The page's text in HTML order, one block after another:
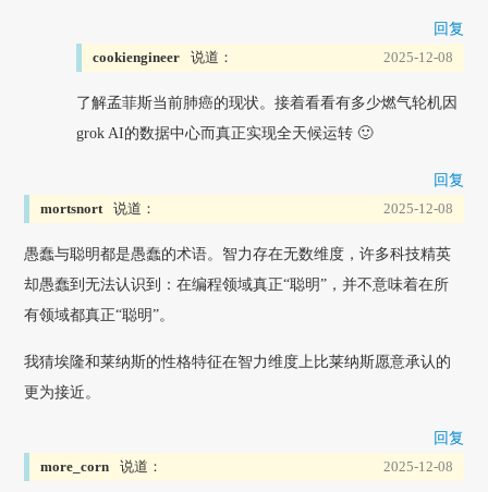
回复
cookiengineer 说道： 2025-12-08
了解孟菲斯当前肺癌的现状。接着看看有多少燃气轮机因
grok AI的数据中心而真正实现全天候运转 🙂
回复
mortsnort 说道： 2025-12-08
愚蠢与聪明都是愚蠢的术语。智力存在无数维度，许多科技精英
却愚蠢到无法认识到：在编程领域真正“聪明”，并不意味着在所
有领域都真正“聪明”。
我猜埃隆和莱纳斯的性格特征在智力维度上比莱纳斯愿意承认的
更为接近。
回复
more_corn 说道： 2025-12-08